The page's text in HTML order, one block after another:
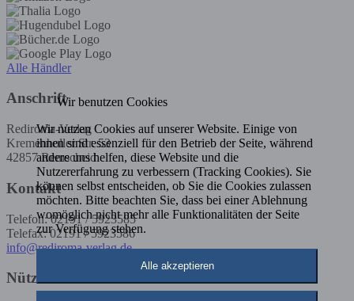
Alle Händler
Anschrift
Rediroma-Verlag
Kremenholler Str. 53
42857 Remscheid
Kontakt
Telefon: 02191 / 5923585
Telefax: 02191 / 5923586
info@rediroma-verlag.de
Nützliche Infos
Wir benutzen Cookies
Wir nutzen Cookies auf unserer Website. Einige von
ihnen sind essenziell für den Betrieb der Seite, während
andere uns helfen, diese Website und die
Nutzererfahrung zu verbessern (Tracking Cookies). Sie
können selbst entscheiden, ob Sie die Cookies zulassen
möchten. Bitte beachten Sie, dass bei einer Ablehnung
womöglich nicht mehr alle Funktionalitäten der Seite
zur Verfügung stehen.
Alle akzeptieren